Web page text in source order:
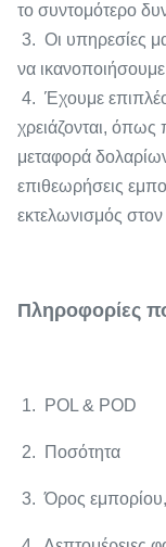
το συντομότερο
3. Οι υπηρεσίες
να
4. Έχουμε
χρειάζονται,
μεταφορά
επιθεωρήσεις
εκτελωνισμός
Πληροφορίες
1. POL & POD
2. Ποσότητα
3. Όρος